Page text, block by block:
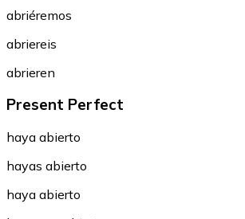
abriéremos
abriereis
abrieren
Present Perfect
haya abierto
hayas abierto
haya abierto